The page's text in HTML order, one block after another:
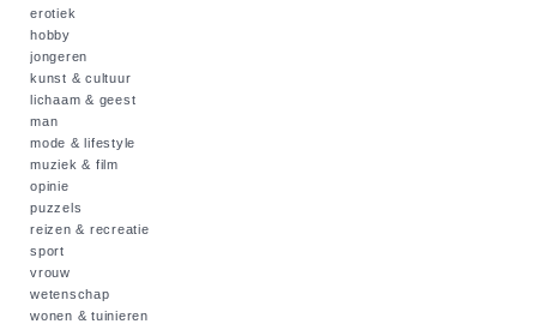
erotiek
hobby
jongeren
kunst & cultuur
lichaam & geest
man
mode & lifestyle
muziek & film
opinie
puzzels
reizen & recreatie
sport
vrouw
wetenschap
wonen & tuinieren